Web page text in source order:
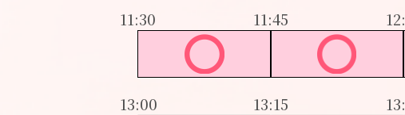
11:30 11:45
13:00 13:15